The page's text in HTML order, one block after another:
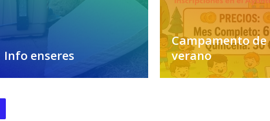
Info enseres
Campamento de
verano